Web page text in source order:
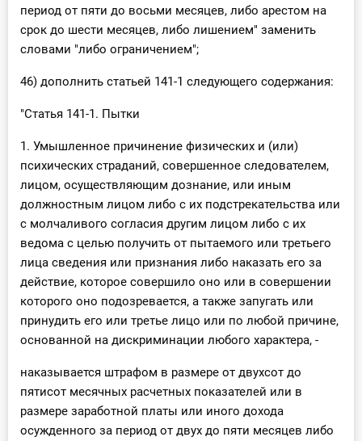
период от пяти до восьми месяцев, либо арестом на
срок до шести месяцев, либо лишением" заменить
словами "либо ограничением";
46) дополнить статьей 141-1 следующего содержания:
"Статья 141-1. Пытки
1. Умышленное причинение физических и (или)
психических страданий, совершенное следователем,
лицом, осуществляющим дознание, или иным
должностным лицом либо с их подстрекательства или
с молчаливого согласия другим лицом либо с их
ведома с целью получить от пытаемого или третьего
лица сведения или признания либо наказать его за
действие, которое совершило оно или в совершении
которого оно подозревается, а также запугать или
принудить его или третье лицо или по любой причине,
основанной на дискриминации любого характера, -
наказывается штрафом в размере от двухсот до
пятисот месячных расчетных показателей или в
размере заработной платы или иного дохода
осужденного за период от двух до пяти месяцев либо